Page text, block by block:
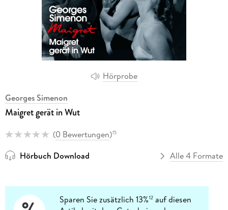
Hörprobe
Georges Simenon
Maigret gerät in Wut
(0 Bewertungen)15
Hörbuch Download Alle 4 Formate
Sparen Sie zusätzlich 13%12 auf diesen